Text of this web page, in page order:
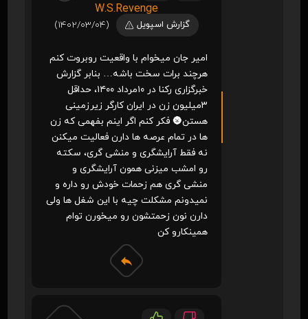
W.S.Revenge
گزارش اسپویل (1402/03/04)
امیر جان میخوام با واقعیت روبروت کنم
هرچند برات سخت باشه… بنابر گزارش
خبرگزاری رکنا در ۱۰مرداد ۱۴۰۰، حداقل
۳میلیون زن در ایران کارگر زیرزمینی
هستن🌚 فکر کنم اگر اینم بفهمی که زن
ها در تمام عرصه ها دارن فعالیت میکنن
نه فقط آرایشگری و منشی گری، سکته
رو امشب میزنی همون آرایشگری و
منشی گری هم زحمات خودش رو داره و
نمیدونم مشکلت چیه با این شغل ها ولی
دارن نون زحمتشون رو میخورن توام
همینکارو کن